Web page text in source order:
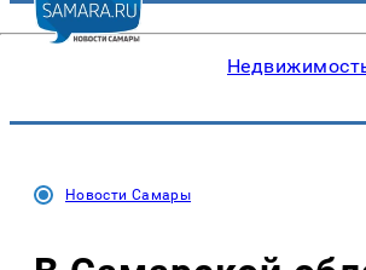
Новости Самары